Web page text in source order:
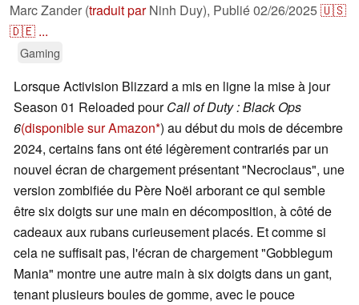
Marc Zander (traduit parNinh Duy), Publié02/26/2025🇺🇸
🇩🇪 ...
Gaming
Lorsque Activision Blizzard a mis en ligne la mise à jour
Season 01 Reloaded pourCall of Duty : Black Ops
6(disponible sur Amazon ) au début du mois de décembre
2024, certains fans ont été légèrement contrariés par un
nouvel écran de chargement présentant "Necroclaus", une
version zombifiée du Père Noël arborant ce qui semble
être six doigts sur une main en décomposition, à côté de
cadeaux aux rubans curieusement placés. Et comme si
cela ne suffisait pas, l'écran de chargement "Gobblegum
Mania" montre une autre main à six doigts dans un gant,
tenant plusieurs boules de gomme, avec le pouce